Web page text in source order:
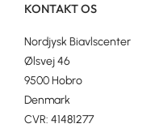
KONTAKT OS
Nordjysk Biavlscenter
Ølsvej 46
9500 Hobro
Denmark
CVR: 41481277